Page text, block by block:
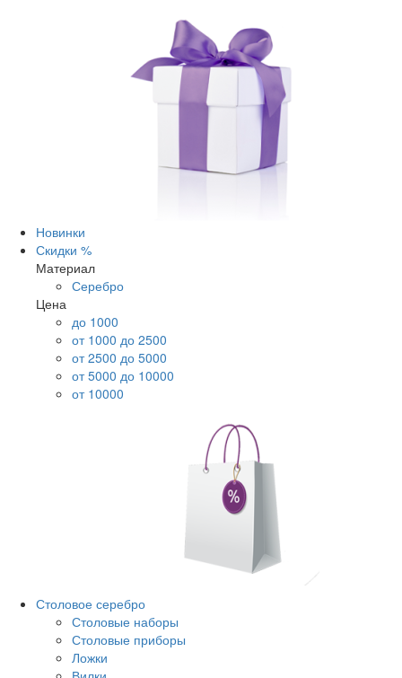
Новинки
Скидки %
Материал
Серебро
Цена
до 1000
от 1000 до 2500
от 2500 до 5000
от 5000 до 10000
от 10000
Столовое серебро
Столовые наборы
Столовые приборы
Ложки